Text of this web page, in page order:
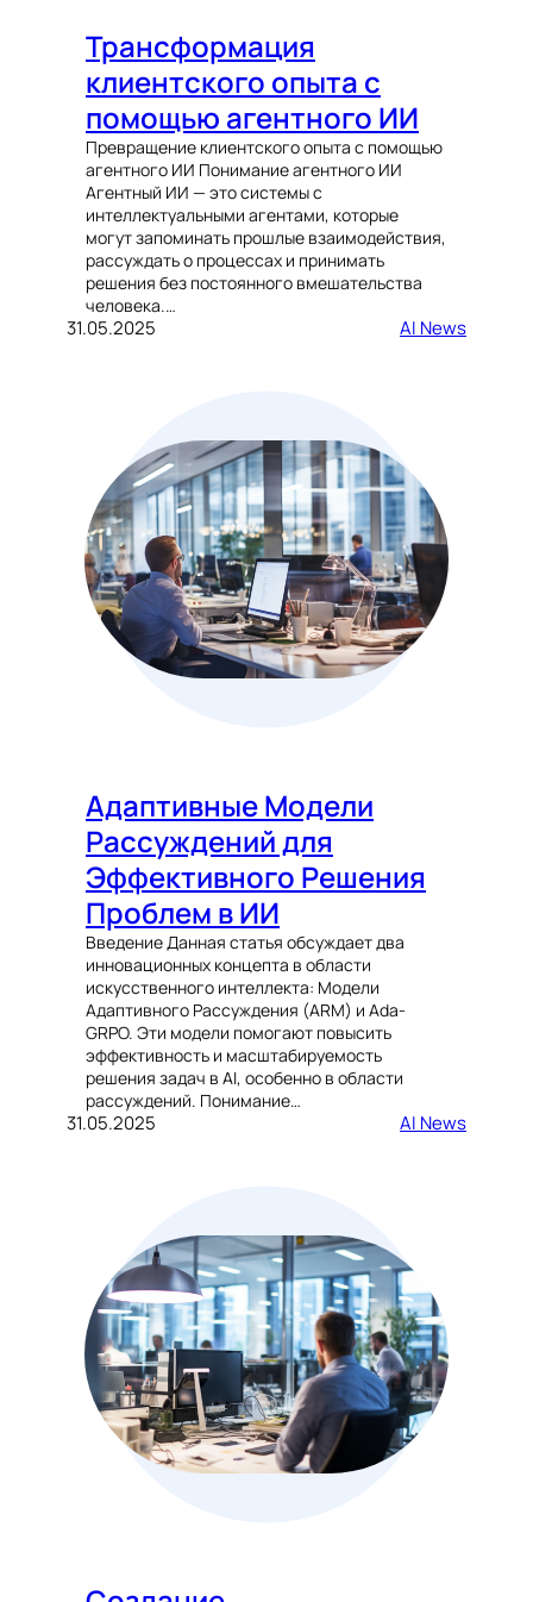
Трансформация
клиентского опыта с
помощью агентного ИИ
Превращение клиентского опыта с помощью
агентного ИИ Понимание агентного ИИ
Агентный ИИ — это системы с
интеллектуальными агентами, которые
могут запоминать прошлые взаимодействия,
рассуждать о процессах и принимать
решения без постоянного вмешательства
человека.…
31.05.2025 AI News
Адаптивные Модели
Рассуждений для
Эффективного Решения
Проблем в ИИ
Введение Данная статья обсуждает два
инновационных концепта в области
искусственного интеллекта: Модели
Адаптивного Рассуждения (ARM) и Ada-
GRPO. Эти модели помогают повысить
эффективность и масштабируемость
решения задач в AI, особенно в области
рассуждений. Понимание…
31.05.2025 AI News